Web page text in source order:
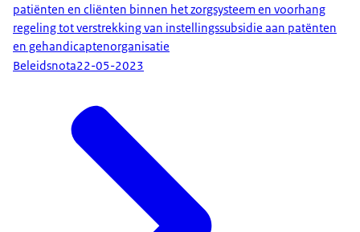
patiënten en cliënten binnen het zorgsysteem en voorhang
regeling tot verstrekking van instellingssubsidie aan patënten
en gehandicaptenorganisatie
Beleidsnota22-05-2023